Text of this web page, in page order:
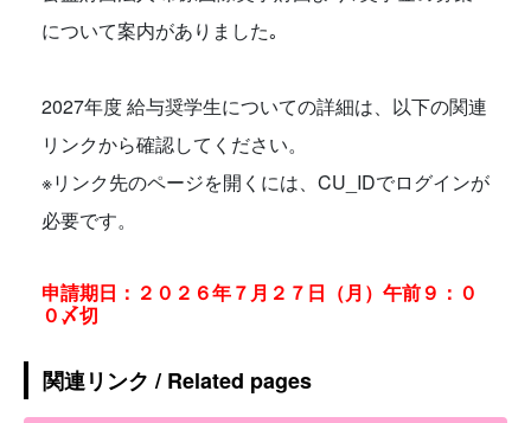
について案内がありました｡
2027年度 給与奨学生についての詳細は、以下の関連
リンクから確認してください。
※リンク先のページを開くには、CU_IDでログインが
必要です。
申請期日：２０２６年７月２７日（月）午前９：０
０〆切
関連リンク / Related pages